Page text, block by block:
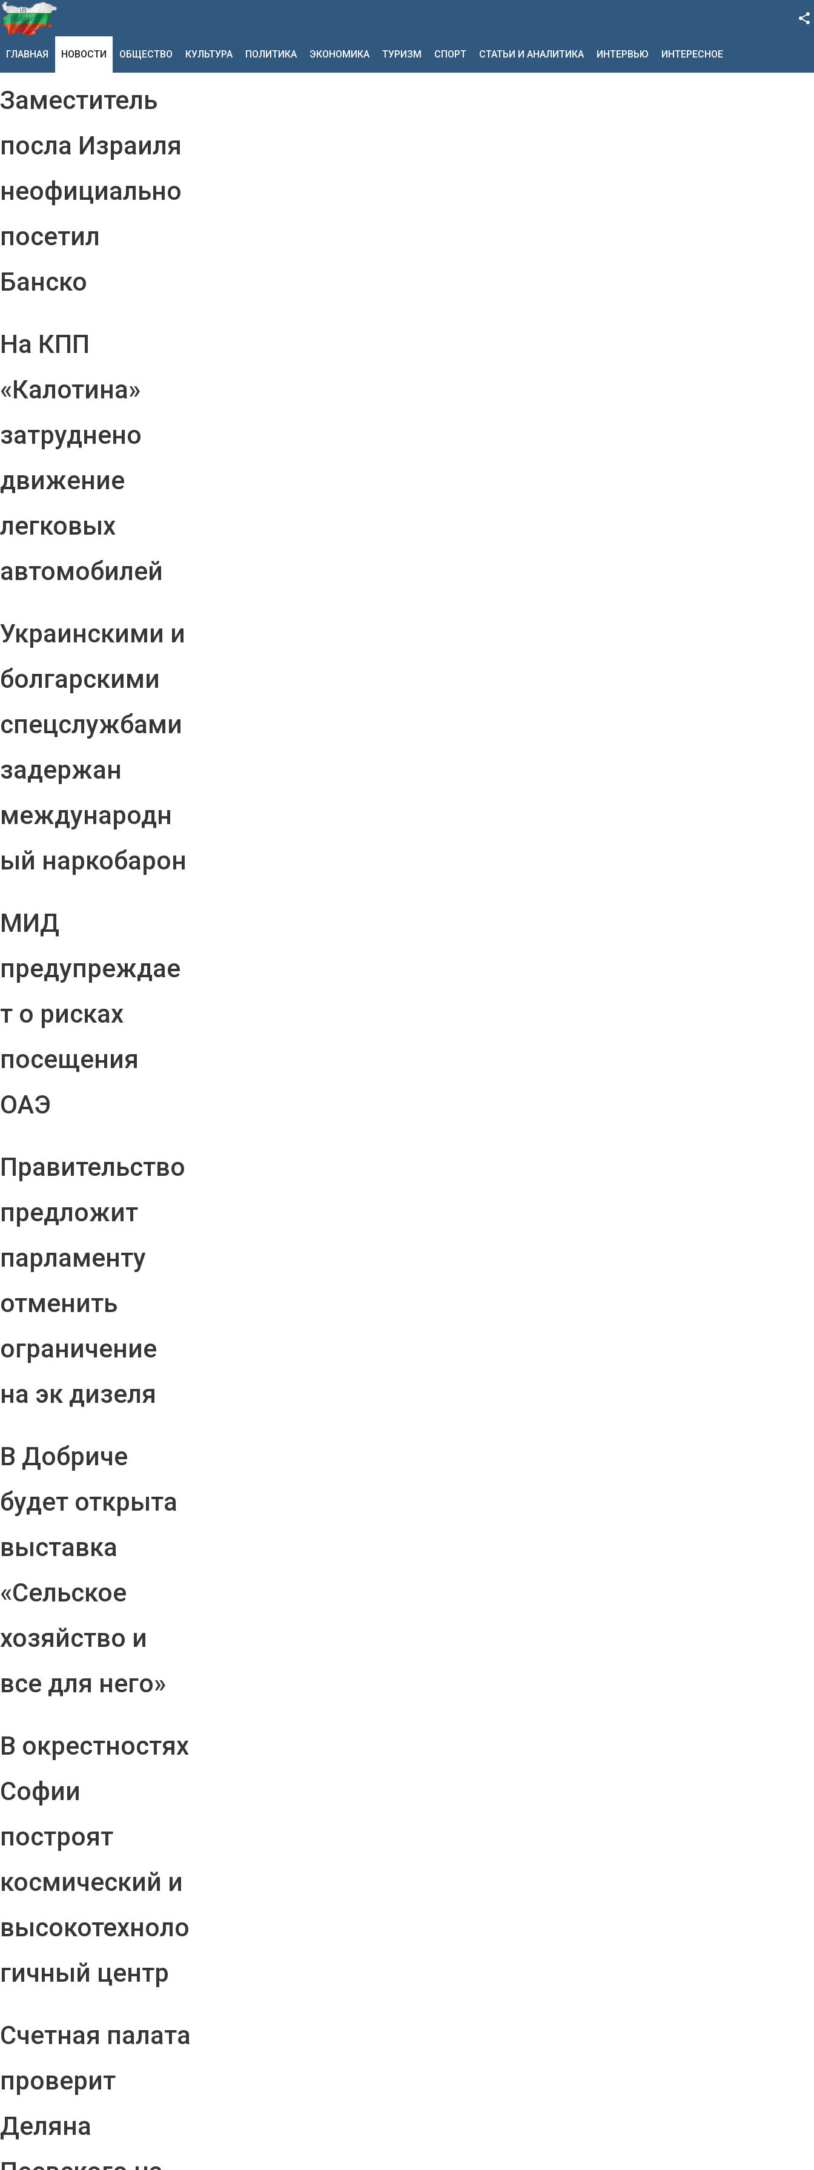
Google+
ГЛАВНАЯ НОВОСТИ ОБЩЕСТВО КУЛЬТУРА ПОЛИТИКА ЭКОНОМИКА ТУРИЗМ СПОРТ СТАТЬИ И АНАЛИТИКА ИНТЕРВЬЮ ИНТЕРЕСНОЕ
Заместитель
посла Израиля
неофициально
посетил
Банско
На КПП
«Калотина»
затруднено
движение
легковых
автомобилей
Украинскими и
болгарскими
спецслужбами
задержан
международн
ый наркобарон
МИД
предупреждае
т о рисках
посещения
ОАЭ
Правительство
предложит
парламенту
отменить
ограничение
на эк дизеля
В Добриче
будет открыта
выставка
«Сельское
хозяйство и
все для него»
В окрестностях
Софии
построят
космический и
высокотехноло
гичный центр
Счетная палата
проверит
Деляна